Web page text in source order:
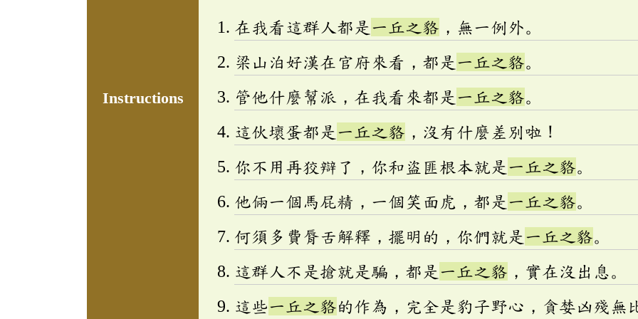
Instructions
在我看這群人都是 一丘之貉 ，無一例外。
梁山泊好漢在官府來看，都是 一丘之貉。
管他什麼幫派，在我看來都是 一丘之貉。
這伙壞蛋都是 一丘之貉 ，沒有什麼差別啦！
你不用再狡辯了，你和盜匪根本就是 一丘之貉。
他倆一個馬屁精，一個笑面虎，都是 一丘之貉。
何須多費脣舌解釋，擺明的，你們就是 一丘之貉。
這群人不是搶就是騙，都是 一丘之貉 ，實在沒出息。
這些一丘之貉的作為，完全是豹子野心，貪婪凶殘無